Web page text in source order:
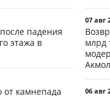
падения
этажа в
от камнепада
07 авг
млрд
06 авг